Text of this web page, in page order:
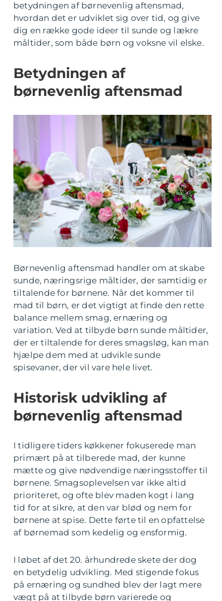
betydningen af børnevenlig aftensmad,
hvordan det er udviklet sig over tid, og give
dig en række gode ideer til sunde og lækre
måltider, som både børn og voksne vil elske.
Betydningen af
børnevenlig aftensmad
Børnevenlig aftensmad handler om at skabe
sunde, næringsrige måltider, der samtidig er
tiltalende for børnene. Når det kommer til
mad til børn, er det vigtigt at finde den rette
balance mellem smag, ernæring og
variation. Ved at tilbyde børn sunde måltider,
der er tiltalende for deres smagsløg, kan man
hjælpe dem med at udvikle sunde
spisevaner, der vil vare hele livet.
Historisk udvikling af
børnevenlig aftensmad
I tidligere tiders køkkener fokuserede man
primært på at tilberede mad, der kunne
mætte og give nødvendige næringsstoffer til
børnene. Smagsoplevelsen var ikke altid
prioriteret, og ofte blev maden kogt i lang
tid for at sikre, at den var blød og nem for
børnene at spise. Dette førte til en opfattelse
af børnemad som kedelig og ensformig.
I løbet af det 20. århundrede skete der dog
en betydelig udvikling. Med stigende fokus
på ernæring og sundhed blev der lagt mere
vægt på at tilbyde børn varierede og